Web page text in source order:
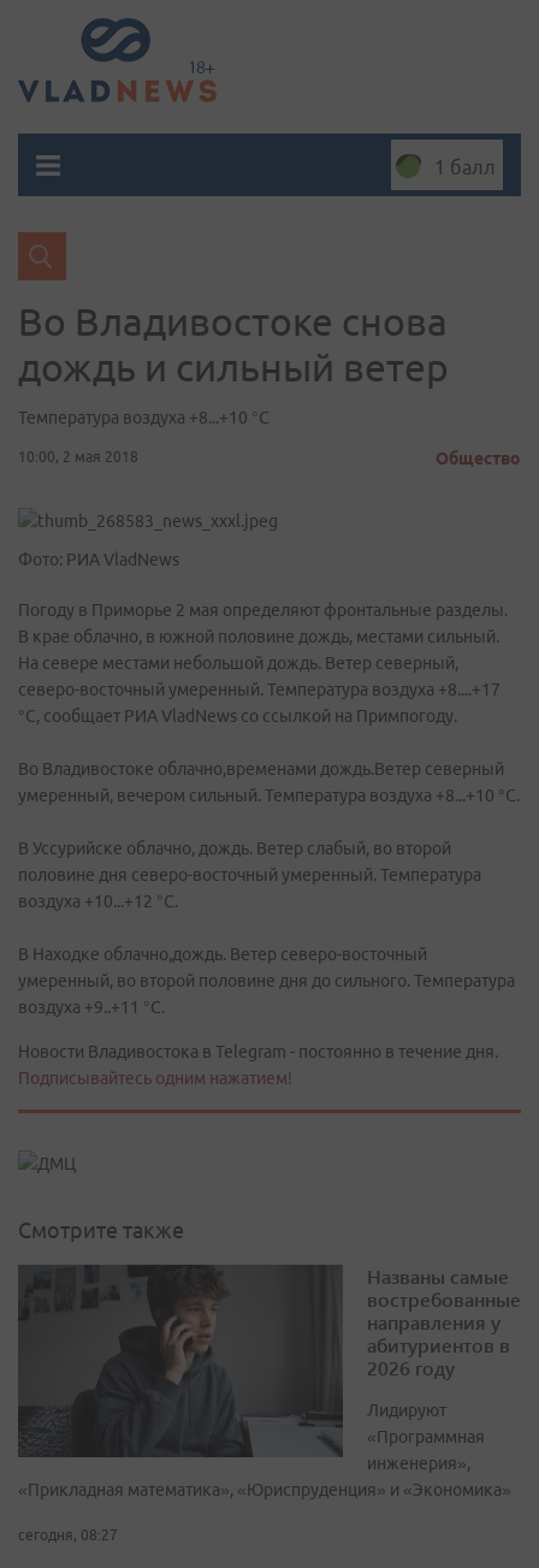
1 балл
Во Владивостоке снова
дождь и сильный ветер
Температура воздуха +8...+10 °C
10:00, 2 мая 2018 Общество
Фото: РИА VladNews
Погоду в Приморье 2 мая определяют фронтальные разделы.
В крае облачно, в южной половине дождь, местами сильный.
На севере местами небольшой дождь. Ветер северный,
северо-восточный умеренный. Температура воздуха +8....+17
°C, сообщает РИА VladNews со ссылкой на Примпогоду.
Во Владивостоке облачно,временами дождь.Ветер северный
умеренный, вечером сильный. Температура воздуха +8...+10 °C.
В Уссурийске облачно, дождь. Ветер слабый, во второй
половине дня северо-восточный умеренный. Температура
воздуха +10...+12 °C.
В Находке облачно,дождь. Ветер северо-восточный
умеренный, во второй половине дня до сильного. Температура
воздуха +9..+11 °C.
Новости Владивостока в Telegram - постоянно в течение дня.
Подписывайтесь одним нажатием!
Смотрите также
Названы самые
востребованные
направления у
абитуриентов в
2026 году
Лидируют
«Программная
инженерия»,
«Прикладная математика», «Юриспруденция» и «Экономика»
сегодня, 08:27